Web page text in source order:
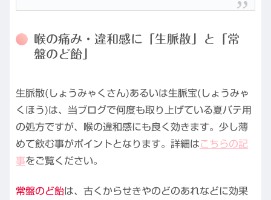
喉の痛み・違和感に「生脈散」と「常
盤のど飴」
生脈散(しょうみゃくさん)あるいは生脈宝(しょうみゃ
くほう)は、当ブログで何度も取り上げている夏バテ用
の処方ですが、喉の違和感にも良く効きます。少し薄
めて飲む事がポイントとなります。詳細はこちらの記
事をご覧ください。
常盤のど飴は、古くからせきやのどのあれなどに効果